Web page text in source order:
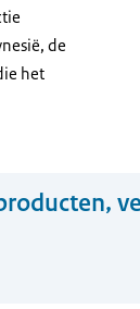
de
het